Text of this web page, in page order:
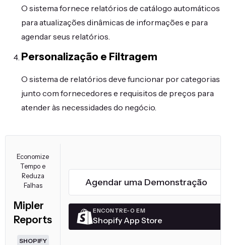
O sistema fornece relatórios de catálogo automáticos
para atualizações dinâmicas de informações e para
agendar seus relatórios.
Personalização e Filtragem
O sistema de relatórios deve funcionar por categorias
junto com fornecedores e requisitos de preços para
atender às necessidades do negócio.
Economize
Tempo e
Reduza
Falhas
Mipler
Reports
SHOPIFY
Agendar uma Demonstração
ENCONTRE-O EM
Shopify App Store